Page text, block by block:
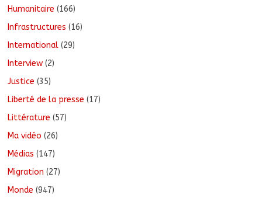
Humanitaire (166)
Infrastructures (16)
International (29)
Interview (2)
Justice (35)
Liberté de la presse (17)
Littérature (57)
Ma vidéo (26)
Médias (147)
Migration (27)
Monde (947)